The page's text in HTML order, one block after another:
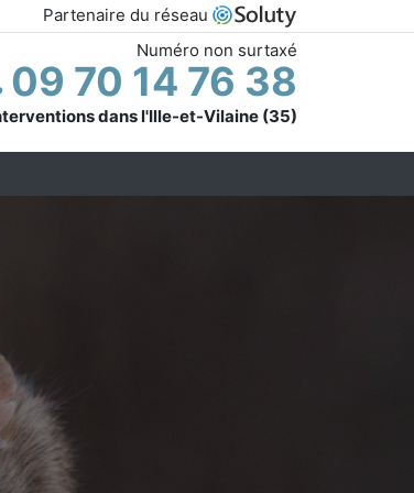
Partenaire du réseau
Numéro non surtaxé
09 70 14 76 38
dans l'Ille-et-Vilaine (35)